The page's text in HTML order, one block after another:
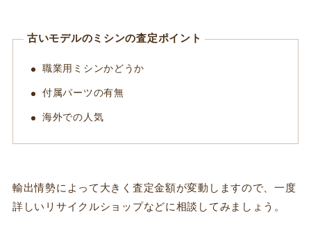
古いモデルのミシンの査定ポイント
職業用ミシンかどうか
付属パーツの有無
海外での人気
輸出情勢によって大きく査定金額が変動しますので、一度
詳しいリサイクルショップなどに相談してみましょう。